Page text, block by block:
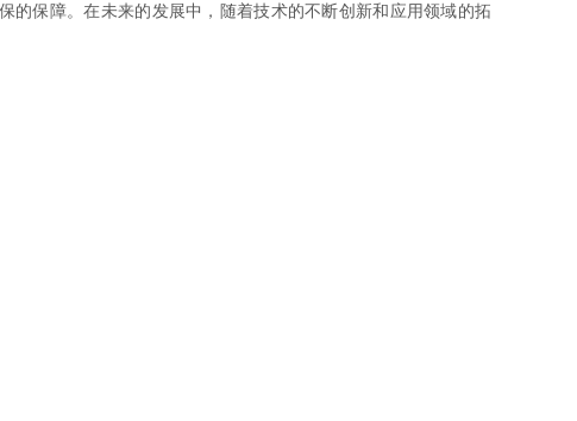
保障。在未来的发展中，随着技术的不断创新和应用领域的拓